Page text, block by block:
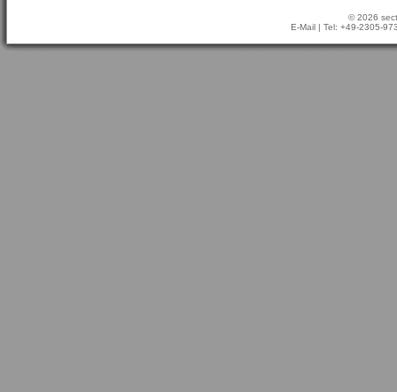
© 2026
E-Mail | Tel: +49-2305-